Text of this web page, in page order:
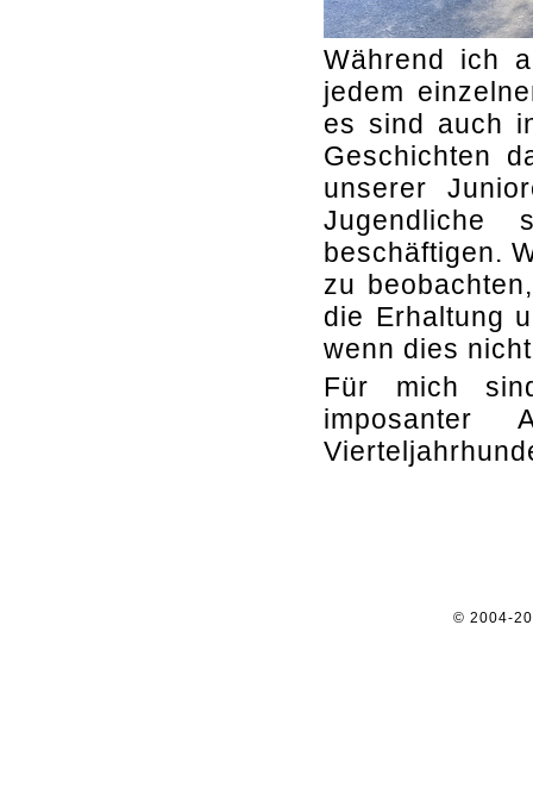
Während ich
jedem
es sind auch
Geschichten
unserer
Jugendliche
beschäftigen.
zu
die Erhaltung
wenn dies
Für mich
imposanter
© 2004-